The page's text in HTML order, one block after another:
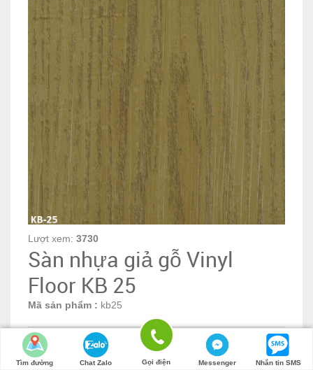
Lượt xem: 3730
Sàn nhựa giả gỗ Vinyl
Floor KB 25
Mã sản phẩm : kb25
Sàn nhựa giả gỗ KB-25 là sàn nhựa (sàn vinyl) giá rẻ sản
xuất trên dây chuyền công nghệ tiên tiến được dùng thay
Tìm đường Chat Zalo Gọi điện Messenger Nhắn tin SMS